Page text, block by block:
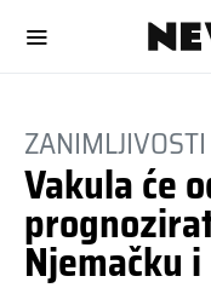
ZANIMLJIVOSTI
Vakula će
Njemačku